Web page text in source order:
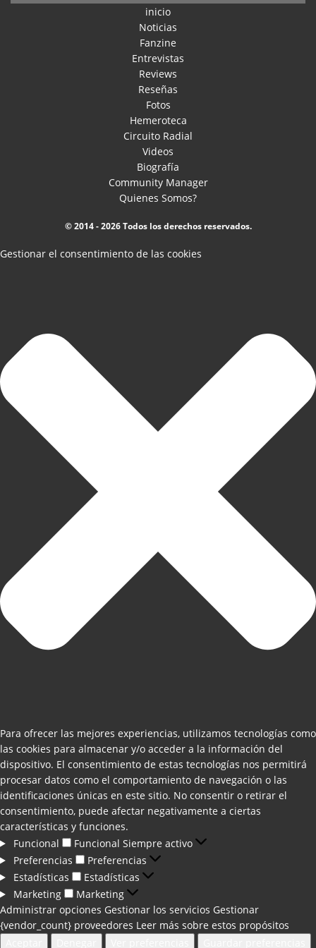
inicio
Noticias
Fanzine
Entrevistas
Reviews
Reseñas
Fotos
Hemeroteca
Circuito Radial
Videos
Biografía
Community Manager
Quienes Somos?
© 2014 - 2026 Todos los derechos reservados.
Gestionar el consentimiento de las cookies
Para ofrecer las mejores experiencias, utilizamos tecnologías como
las cookies para almacenar y/o acceder a la información del
dispositivo. El consentimiento de estas tecnologías nos permitirá
procesar datos como el comportamiento de navegación o las
identificaciones únicas en este sitio. No consentir o retirar el
consentimiento, puede afectar negativamente a ciertas
características y funciones.
Funcional
Funcional Siempre activo
Preferencias
Preferencias
Estadísticas
Estadísticas
Marketing
Marketing
Administrar opciones Gestionar los servicios Gestionar
{vendor_count} proveedores Leer más sobre estos propósitos